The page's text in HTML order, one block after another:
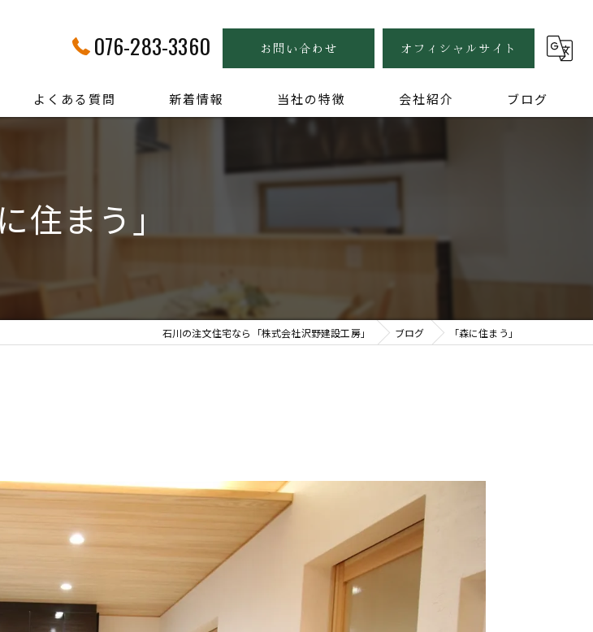
076-283-3360 お問い合わせ オフィシャルサイト
よくある質問 新着情報 当社の特徴
健康住宅
木の家
会社紹介 ブログ
住まう」
石川の注文住宅なら「株式会社沢野建設工房」 ブログ 「森に住まう」